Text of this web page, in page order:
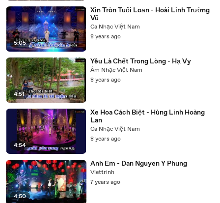
5:05
Xin Tròn Tuổi Loạn - Hoài Linh Trường
Vũ
Ca Nhạc Việt Nam
8 years ago
4:51
Yêu Là Chết Trong Lòng - Hạ Vy
Âm Nhạc Việt Nam
8 years ago
4:54
Xe Hoa Cách Biệt - Hùng Linh Hoàng
Lan
Ca Nhạc Việt Nam
8 years ago
4:50
Anh Em - Dan Nguyen Y Phung
Viettrinh
7 years ago